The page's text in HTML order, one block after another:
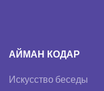
АЙМАН КОДАР
Искусство беседы